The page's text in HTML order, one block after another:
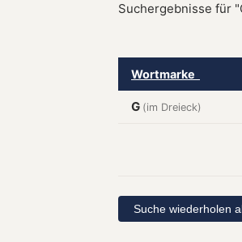
Suchergebnisse für
Wortmarke
G (im Dreieck)